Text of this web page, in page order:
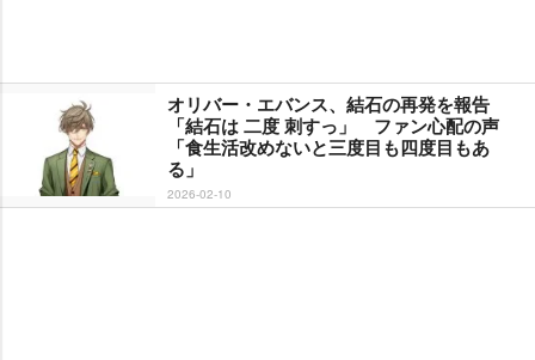
オリバー・エバンス、結石の再発を報告
「結石は 二度 刺すっ」 ファン心配の声
「食生活改めないと三度目も四度目もあ
る」
2026-02-10